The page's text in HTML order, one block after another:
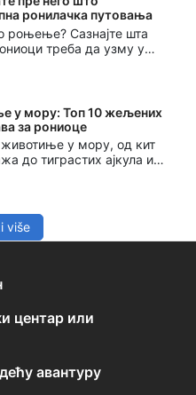
ронилачка путовања
роњење? Сазнајте шта
треба да узму у
и комуникације.
у мору: Топ 10 жељених
за рониоце
животиње у мору, од кит
до тиграстих ајкула и
искуства у морском
više
центар или
авантуру